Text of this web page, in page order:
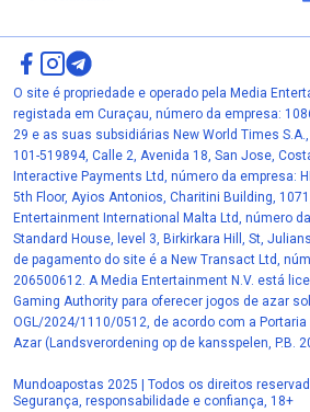
O site é propriedade e operado pela Media
registada em Curaçau, número da empresa:
29 e as suas subsidiárias New World Times
101-519894, Calle 2, Avenida 18, San Jose,
Interactive Payments Ltd, número da empresa:
5th Floor, Ayios Antonios, Charitini Building,
Entertainment International Malta Ltd, número
Standard House, level 3, Birkirkara Hill, St,
de pagamento do site é a New Transact Ltd,
206500612. A Media Entertainment N.V. está
Gaming Authority para oferecer jogos de azar
OGL/2024/1110/0512, de acordo com a
Azar (Landsverordening op de kansspelen, P.B.
Mundoapostas 2025 | Todos os direitos
Segurança, responsabilidade e confiança, 18+